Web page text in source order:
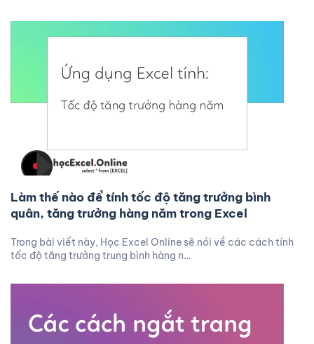
Làm thế nào để tính tốc độ tăng trưởng bình
quân, tăng trưởng hàng năm trong Excel
Trong bài viết này, Học Excel Online sẽ nói về các cách tính
tốc độ tăng trưởng trung bình hàng n…